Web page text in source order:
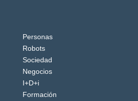
Personas
Robots
Sociedad
Negocios
I+D+i
Formación